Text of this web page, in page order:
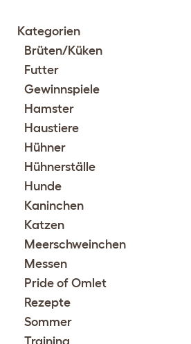
Kategorien
Brüten/Küken
Futter
Gewinnspiele
Hamster
Haustiere
Hühner
Hühnerställe
Hunde
Kaninchen
Katzen
Meerschweinchen
Messen
Pride of Omlet
Rezepte
Sommer